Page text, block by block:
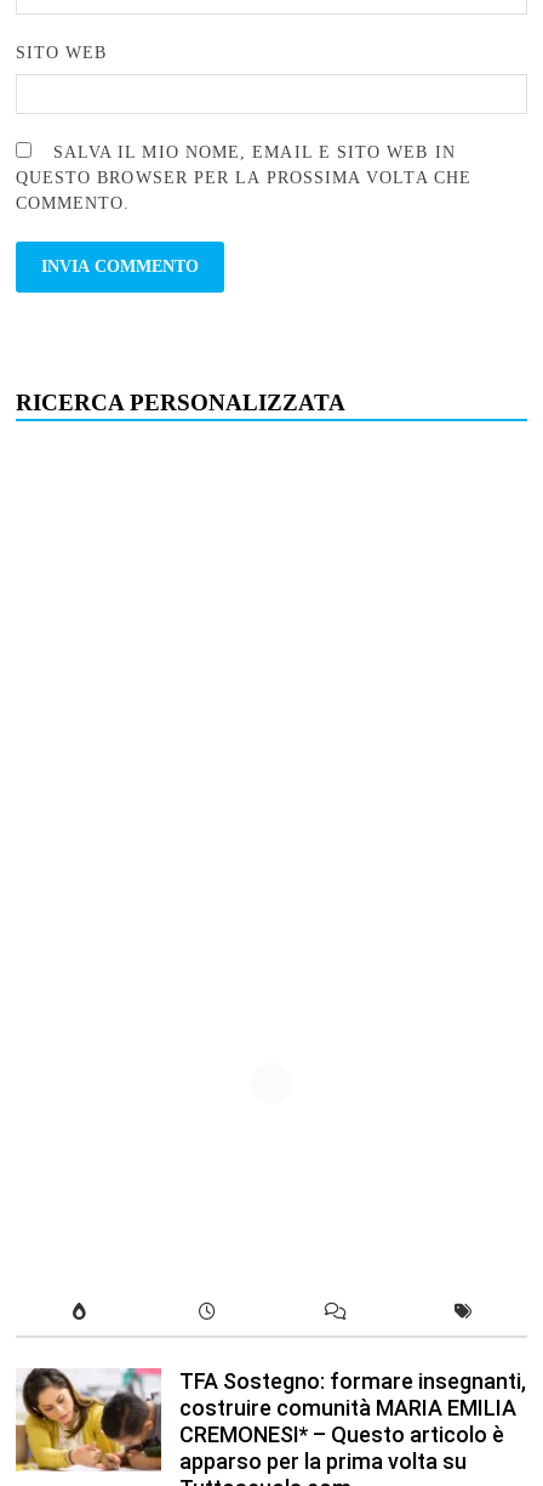
SITO WEB
SALVA IL MIO NOME, EMAIL E SITO WEB IN
QUESTO BROWSER PER LA PROSSIMA VOLTA CHE
COMMENTO.
RICERCA PERSONALIZZATA
TFA Sostegno: formare insegnanti,
costruire comunità MARIA EMILIA
CREMONESI* – Questo articolo è
apparso per la prima volta su